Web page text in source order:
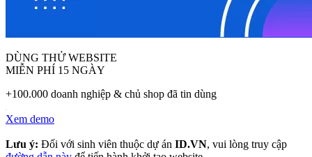
DÙNG THỬ WEBSITE
MIỄN PHÍ 15 NGÀY
+100.000 doanh nghiệp & chủ shop đã tin dùng
Xem demo
Lưu ý: Đối với sinh viên thuộc dự án ID.VN, vui lòng truy cập